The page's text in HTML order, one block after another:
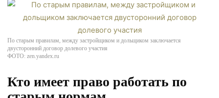
По старым правилам, между застройщиком и дольщиком заключается
двусторонний договор долевого участия
ФОТО: zen.yandex.ru
Кто имеет право работать по